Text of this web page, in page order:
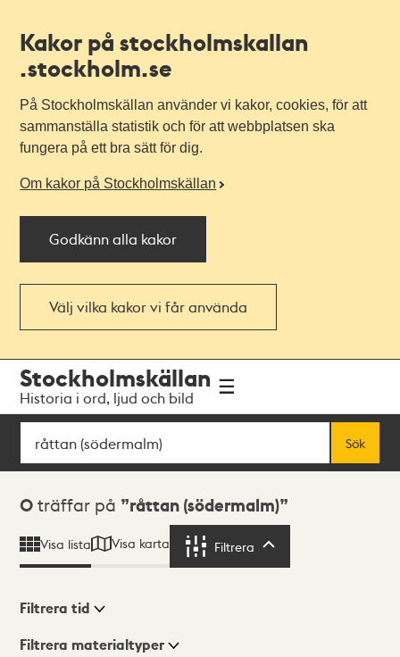
Kakor på stockholmskallan
.stockholm.se
På Stockholmskällan använder vi kakor, cookies, för att
sammanställa statistik och för att webbplatsen ska
fungera på ett bra sätt för dig.
Om kakor på Stockholmskällan
Godkänn alla kakor
Välj vilka kakor vi får använda
navigationen
huvudinnehållet
Stockholmskällan
Historia i ord, ljud och bild
Sök
Sök
Sökresultat
0 träffar på råttan (södermalm)
Visa lista Visa karta Filtrera
Visningsläge
Filtrera tid
Filtrera materialtyper